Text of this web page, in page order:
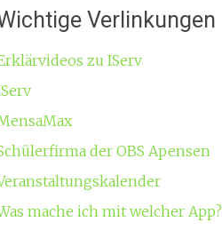
Verlinkungen
zu IServ
der OBS Apensen
mache ich mit welcher App?